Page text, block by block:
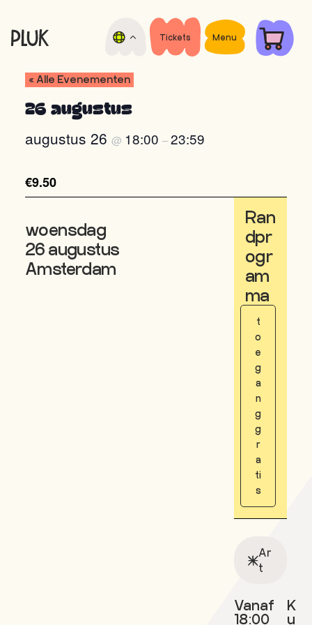
de
de
Nacht
film
festival
Tickets Menu
« Alle Evenementen
26 augustus
augustus 26 @ 18:00 –23:59
€9.50
woensdag
26 augustus
Amsterdam
Ran
dpr
ogr
am
ma
t
o
e
g
a
n
g
g
r
a
ti
s
Ar
t
Vanaf
18:00
K
u